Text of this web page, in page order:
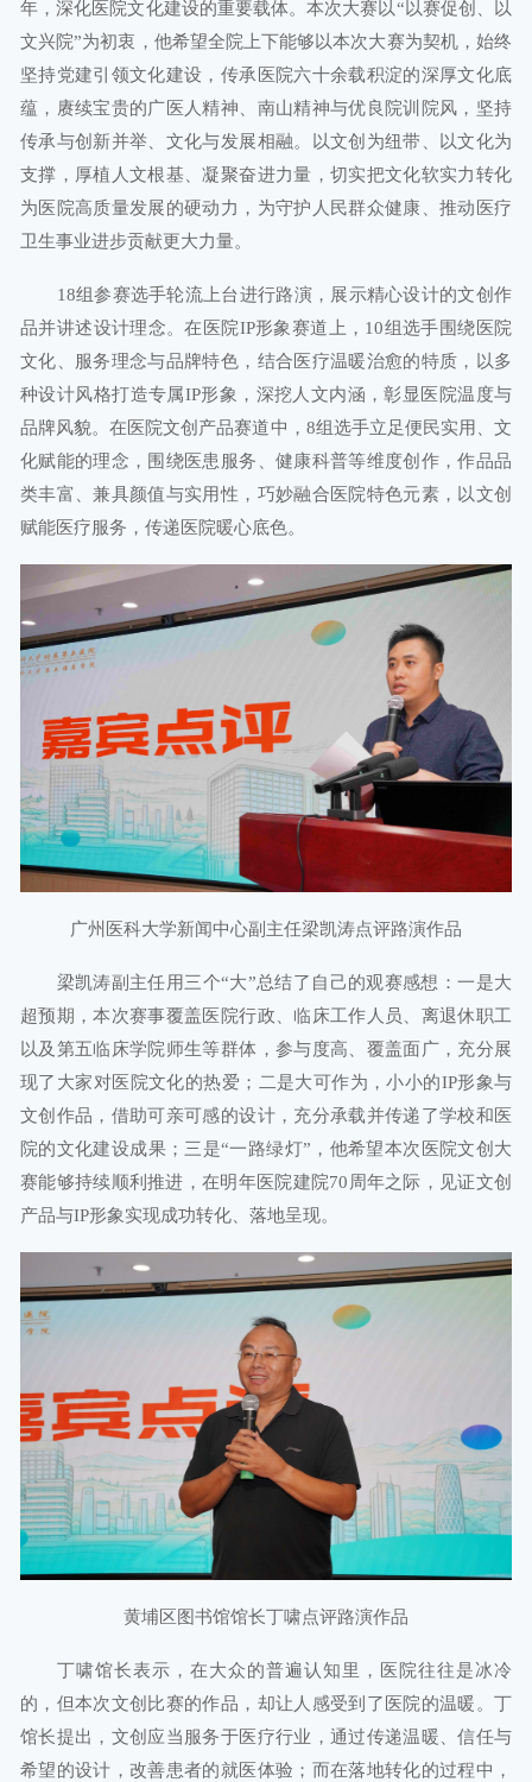
年，深化医院文化建设的重要载体。本次大赛以“以赛促创、以
文兴院”为初衷，他希望全院上下能够以本次大赛为契机，始终
坚持党建引领文化建设，传承医院六十余载积淀的深厚文化底
蕴，赓续宝贵的广医人精神、南山精神与优良院训院风，坚持
传承与创新并举、文化与发展相融。以文创为纽带、以文化为
支撑，厚植人文根基、凝聚奋进力量，切实把文化软实力转化
为医院高质量发展的硬动力，为守护人民群众健康、推动医疗
卫生事业进步贡献更大力量。
18组参赛选手轮流上台进行路演，展示精心设计的文创作
品并讲述设计理念。在医院IP形象赛道上，10组选手围绕医院
文化、服务理念与品牌特色，结合医疗温暖治愈的特质，以多
种设计风格打造专属IP形象，深挖人文内涵，彰显医院温度与
品牌风貌。在医院文创产品赛道中，8组选手立足便民实用、文
化赋能的理念，围绕医患服务、健康科普等维度创作，作品品
类丰富、兼具颜值与实用性，巧妙融合医院特色元素，以文创
赋能医疗服务，传递医院暖心底色。
广州医科大学新闻中心副主任梁凯涛点评路演作品
梁凯涛副主任用三个“大”总结了自己的观赛感想：一是大
超预期，本次赛事覆盖医院行政、临床工作人员、离退休职工
以及第五临床学院师生等群体，参与度高、覆盖面广，充分展
现了大家对医院文化的热爱；二是大可作为，小小的IP形象与
文创作品，借助可亲可感的设计，充分承载并传递了学校和医
院的文化建设成果；三是“一路绿灯”，他希望本次医院文创大
赛能够持续顺利推进，在明年医院建院70周年之际，见证文创
产品与IP形象实现成功转化、落地呈现。
黄埔区图书馆馆长丁啸点评路演作品
丁啸馆长表示，在大众的普遍认知里，医院往往是冰冷
的，但本次文创比赛的作品，却让人感受到了医院的温暖。丁
馆长提出，文创应当服务于医疗行业，通过传递温暖、信任与
希望的设计，改善患者的就医体验；而在落地转化的过程中，